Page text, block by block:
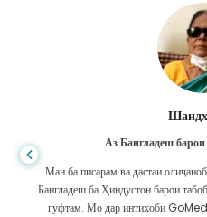
Аз Бангладеш барои
Ман ба писарам ва дастаи
Бангладеш ба Ҳиндустон барои
гуфтам. Мо дар интихоби